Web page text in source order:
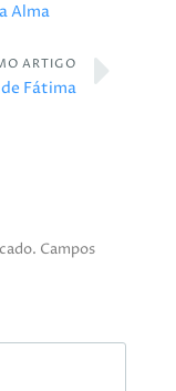
Alma
ARTIGO
Fátima
Campos